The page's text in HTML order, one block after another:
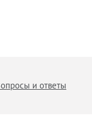
и ответы